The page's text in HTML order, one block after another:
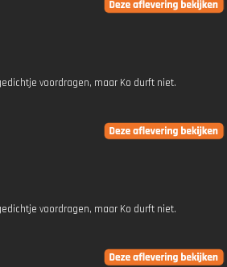
voordragen, maar Ko durft niet.
voordragen, maar Ko durft niet.